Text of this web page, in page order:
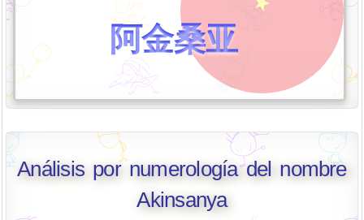
阿金桑亚
Análisis por numerología del nombre
Akinsanya